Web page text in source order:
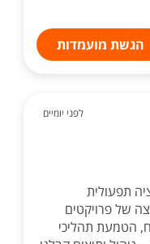
הגשת מועמדות
לפני יומיים
תפעולית
של פרויקטים
הטמעת תהליכי